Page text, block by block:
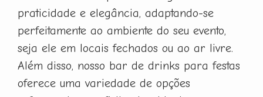
praticidade e elegância, adaptando-se
perfeitamente ao ambiente do seu evento,
seja ele em locais fechados ou ao ar livre.
Além disso, nosso bar de drinks para festas
oferece uma variedade de opções